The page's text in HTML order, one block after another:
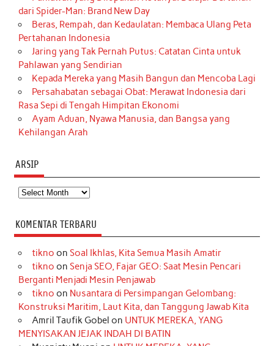
dari Spider-Man: Brand New Day
Beras, Rempah, dan Kedaulatan: Membaca Ulang Peta
Pertahanan Indonesia
Jaring yang Tak Pernah Putus: Catatan Cinta untuk
Pahlawan yang Sendirian
Kepada Mereka yang Masih Bangun dan Mencoba Lagi
Persahabatan sebagai Obat: Merawat Indonesia dari
Rasa Sepi di Tengah Himpitan Ekonomi
Ayam Aduan, Nyawa Manusia, dan Bangsa yang
Kehilangan Arah
ARSIP
Arsip
KOMENTAR TERBARU
tikno on Soal Ikhlas, Kita Semua Masih Amatir
tikno on Senja SEO, Fajar GEO: Saat Mesin Pencari
Berganti Menjadi Mesin Penjawab
tikno on Nusantara di Persimpangan Gelombang:
Konstruksi Maritim, Laut Kita, dan Tanggung Jawab Kita
Amril Taufik Gobel on UNTUK MEREKA, YANG
MENYISAKAN JEJAK INDAH DI BATIN